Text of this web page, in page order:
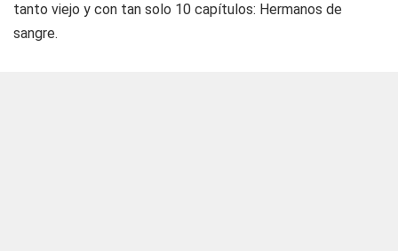
tanto viejo y con tan solo 10 capítulos: Hermanos de
sangre.